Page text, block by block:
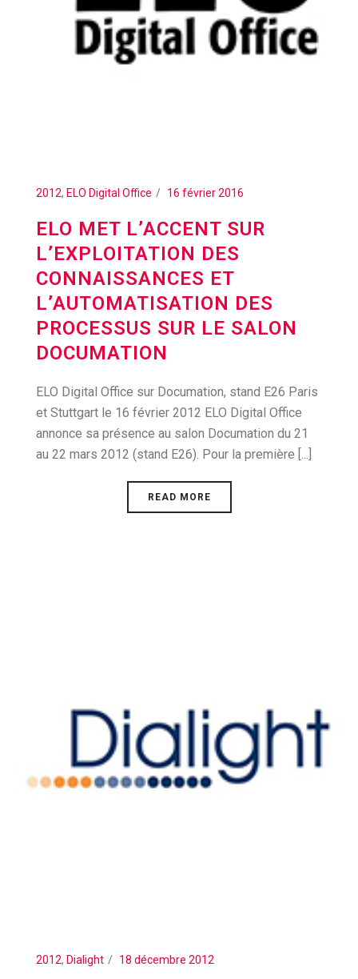
2012, ELO Digital Office 16 février 2016
ELO MET L’ACCENT SUR
L’EXPLOITATION DES
CONNAISSANCES ET
L’AUTOMATISATION DES
PROCESSUS SUR LE SALON
DOCUMATION
ELO Digital Office sur Documation, stand E26 Paris
et Stuttgart le 16 février 2012 ELO Digital Office
annonce sa présence au salon Documation du 21
au 22 mars 2012 (stand E26). Pour la première [...]
READ MORE
2012, Dialight 18 décembre 2012